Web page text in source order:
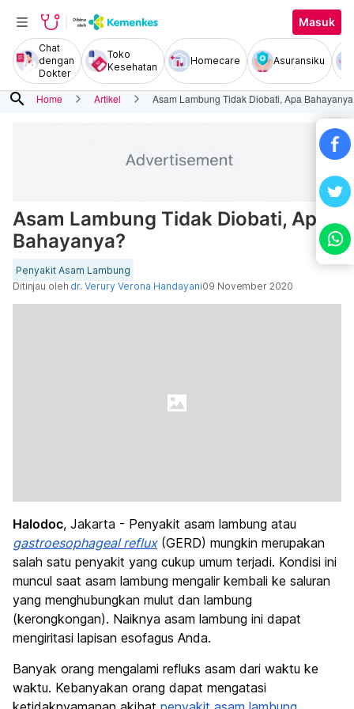
Masuk
Chat
dengan
Dokter
Toko
Kesehatan
Homecare Asuransiku
search Home Artikel Asam Lambung Tidak Diobati, Apa
Asam Lambung Tidak Diobati, Apa
Bahayanya?
Penyakit Asam Lambung
Ditinjau oleh dr. Verury Verona Handayani09 November 2020
Halodoc, Jakarta - Penyakit asam lambung atau
gastroesophageal reflux(GERD) mungkin merupakan
salah satu penyakit yang cukup umum terjadi. Kondisi ini
muncul saat asam lambung mengalir kembali ke saluran
yang menghubungkan mulut dan lambung
(kerongkongan). Naiknya asam lambung ini dapat
mengiritasi lapisan esofagus Anda.
Banyak orang mengalami refluks asam dari waktu ke
waktu. Kebanyakan orang dapat mengatasi